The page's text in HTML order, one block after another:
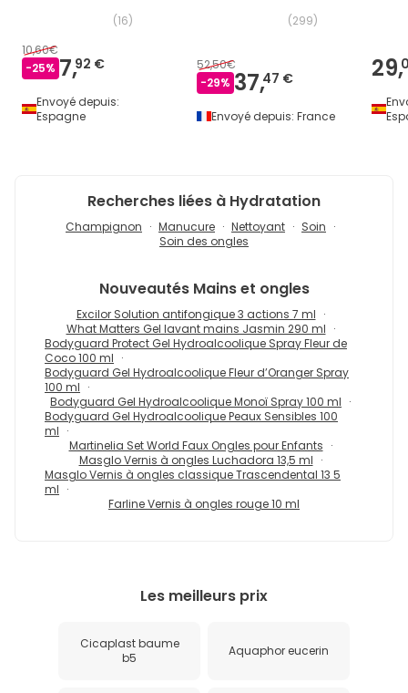
(16)
10,60€
-25% 7,92 €
Envoyé depuis:
Espagne
(299)
52,50€
-29% 37,47 €
Envoyé depuis: France
29,
Recherches liées à Hydratation
Champignon Manucure Nettoyant
Soin
Soin des ongles
Nouveautés Mains et ongles
Excilor Solution antifongique 3 actions 7 ml
What Matters Gel lavant mains Jasmin 290 ml
Bodyguard Protect Gel Hydroalcoolique Spray Fleur de
Coco 100 ml
Bodyguard Gel Hydroalcoolique Fleur d’Oranger Spray
100 ml
Bodyguard Gel Hydroalcoolique Monoï Spray 100 ml
Bodyguard Gel Hydroalcoolique Peaux Sensibles 100
ml
Martinelia Set World Faux Ongles pour Enfants
Masglo Vernis à ongles Luchadora 13,5 ml
Masglo Vernis à ongles classique Trascendental 13 5
ml
Farline Vernis à ongles rouge 10 ml
Les meilleurs prix
Cicaplast baume
b5
Aquaphor eucerin